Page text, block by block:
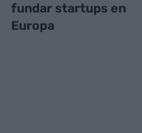
fundar startups en
Europa